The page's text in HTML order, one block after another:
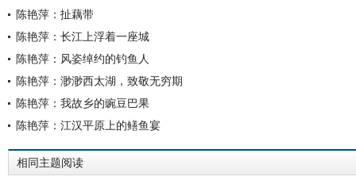
陈艳萍：扯藕带
陈艳萍：长江上浮着一座城
陈艳萍：风姿绰约的钓鱼人
陈艳萍：渺渺西太湖，致敬无穷期
陈艳萍：我故乡的豌豆巴果
陈艳萍：江汉平原上的鳝鱼宴
相同主题阅读